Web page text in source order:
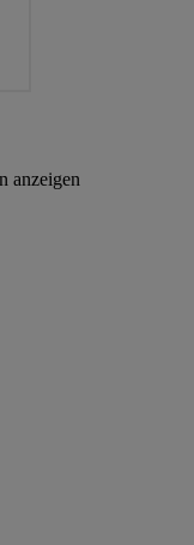
anzeigen